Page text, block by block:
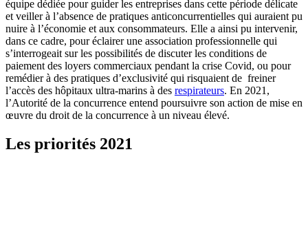
équipe dédiée pour guider les entreprises dans cette période délicate
et veiller à l’absence de pratiques anticoncurrentielles qui auraient pu
nuire à l’économie et aux consommateurs. Elle a ainsi pu intervenir,
dans ce cadre, pour éclairer une association professionnelle qui
s’interrogeait sur les possibilités de discuter les conditions de
paiement des loyers commerciaux pendant la crise Covid, ou pour
remédier à des pratiques d’exclusivité qui risquaient de freiner
l’accès des hôpitaux ultra-marins à des respirateurs. En 2021,
l’Autorité de la concurrence entend poursuivre son action de mise en
œuvre du droit de la concurrence à un niveau élevé.
Les priorités 2021